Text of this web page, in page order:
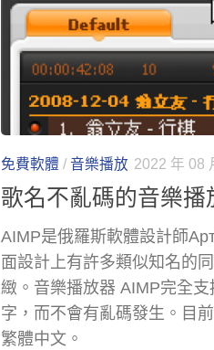
免費軟體 / 音樂播放 2022 年 08
歌名不亂碼的音樂
AIMP是俄羅斯軟體設計師
面設計上有許多類似知名的
緻。音樂播放器 AIMP完全
字，而不會有亂碼發生。目
繁體中文。